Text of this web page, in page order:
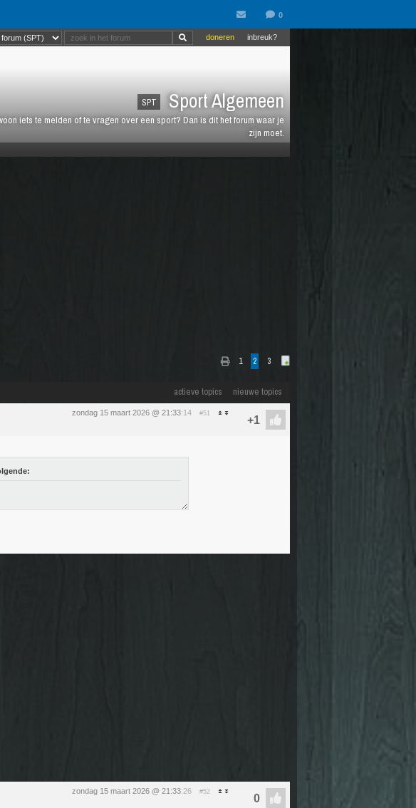
SPT Sport Algemeen
iets te melden of te vragen over een sport? Dan is dit het forum waar je
zijn moet.
inbreuk?
doneren
1 2 3
actieve topics nieuwe topics
zondag 15 maart 2026 @ 21:33:14 #51
zondag 15 maart 2026 @ 21:33:26 #52